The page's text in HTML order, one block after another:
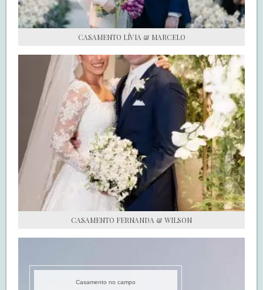
CASAMENTO LÍVIA & MARCELO
CASAMENTO FERNANDA & WILSON
Casamento no campo